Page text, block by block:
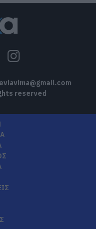
eviavima@gmail.com
reserved